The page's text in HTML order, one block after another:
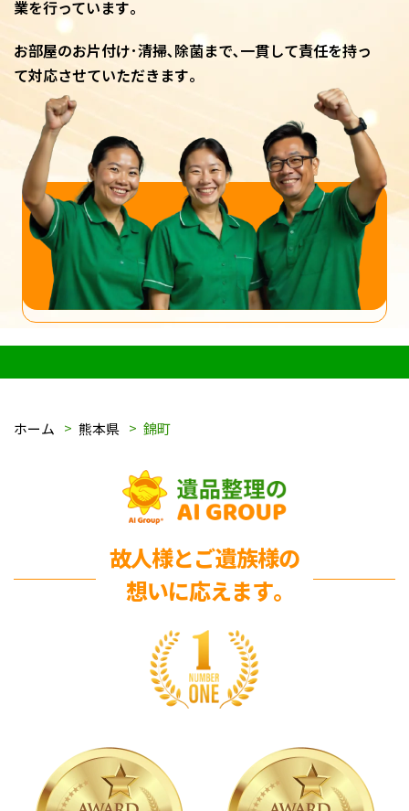
業を行っています｡
お部屋のお片付け･清掃､除菌まで､一貫して責任を持っ
て対応させていただきます｡
ホーム 熊本県 錦町
故人様とご遺族様の
想いに応えます｡